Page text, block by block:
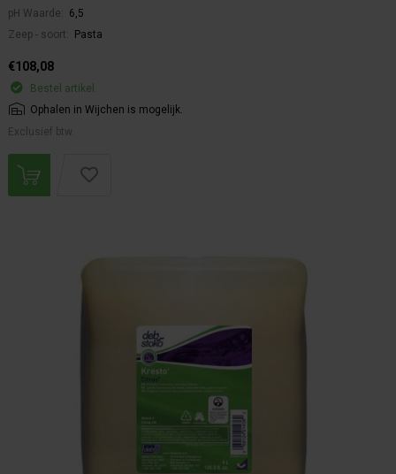
pH Waarde:
6,5
Zeep - soort:
Pasta
€108,08
Bestel artikel.
Ophalen in Wijchen is mogelijk.
Exclusief btw.